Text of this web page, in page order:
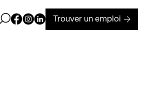
Ouvrir la barre de recherche
Page Facebook de Kollectif
Page Instagram de Kollectif
Page Linkedin de Kollectif
Trouver un emploi